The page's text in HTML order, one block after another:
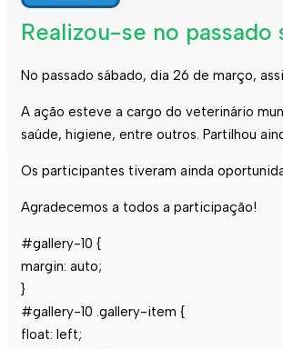
Realizou-se no
No passado sábado, dia 26 de março,
A ação esteve a cargo do veterinário
saúde, higiene, entre outros. Partilhou
Os participantes tiveram ainda
Agradecemos a todos a participação!
#gallery-10 {
margin: auto;
}
#gallery-10 .gallery-item {
float: left;